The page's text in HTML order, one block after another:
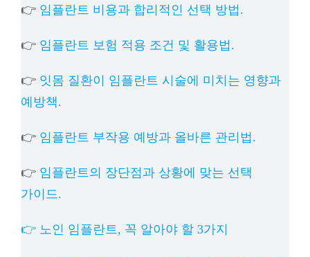
👉 임플란트 비용과 합리적인 선택 방법.
👉 임플란트 보험 적용 조건 및 활용법.
👉 잇몸 질환이 임플란트 시술에 미치는 영향과
예방책.
👉 임플란트 부작용 예방과 올바른 관리법.
👉 임플란트의 장단점과 상황에 맞는 선택
가이드.
👉 노인 임플란트, 꼭 알아야 할 3가지